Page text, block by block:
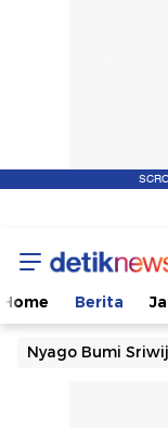
Home Berita
Nyago Bumi